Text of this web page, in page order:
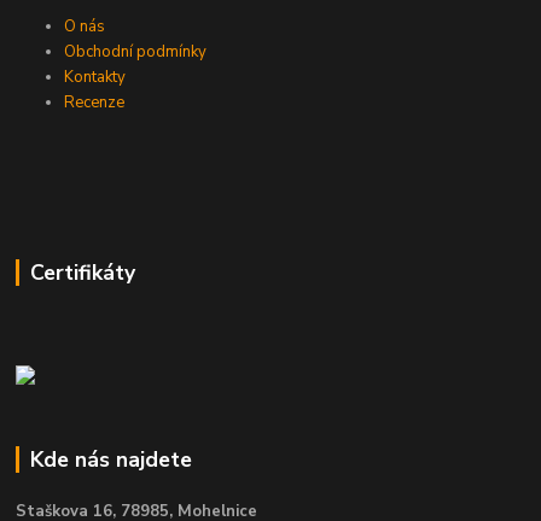
O nás
Obchodní podmínky
Kontakty
Recenze
Certifikáty
Kde nás najdete
Staškova 16, 78985, Mohelnice